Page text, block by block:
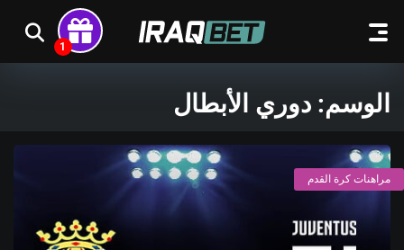
الوسم: دوري الأبطال
مراهنات كرة القدم